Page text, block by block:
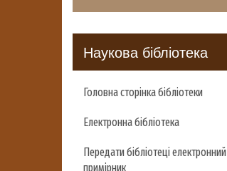
Наукова бібліотека
Головна сторінка бібліотеки
Електронна бібліотека
Передати бібліотеці електронний
примірник